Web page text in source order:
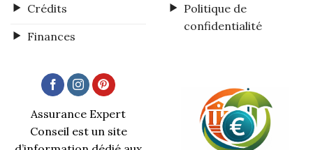
Crédits
Finances
Politique de
confidentialité
Assurance Expert
Conseil est un site